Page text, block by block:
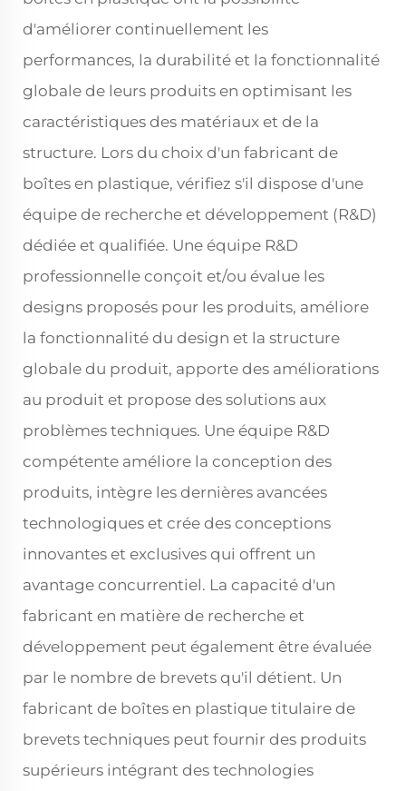
d'améliorer continuellement les
performances, la durabilité et la fonctionnalité
globale de leurs produits en optimisant les
caractéristiques des matériaux et de la
structure. Lors du choix d'un fabricant de
boîtes en plastique, vérifiez s'il dispose d'une
équipe de recherche et développement (R&D)
dédiée et qualifiée. Une équipe R&D
professionnelle conçoit et/ou évalue les
designs proposés pour les produits, améliore
la fonctionnalité du design et la structure
globale du produit, apporte des améliorations
au produit et propose des solutions aux
problèmes techniques. Une équipe R&D
compétente améliore la conception des
produits, intègre les dernières avancées
technologiques et crée des conceptions
innovantes et exclusives qui offrent un
avantage concurrentiel. La capacité d'un
fabricant en matière de recherche et
développement peut également être évaluée
par le nombre de brevets qu'il détient. Un
fabricant de boîtes en plastique titulaire de
brevets techniques peut fournir des produits
supérieurs intégrant des technologies